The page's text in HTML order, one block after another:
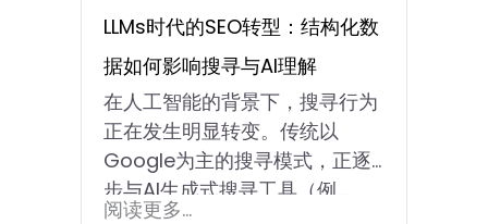
LLMs时代的SEO转型：结构化数
据如何影响搜寻与AI理解
在人工智能的背景下，搜寻行为
正在发生明显转变。传统以
Google为主的搜寻模式，正逐
步与AI生成式搜寻工具（例…
阅读更多...